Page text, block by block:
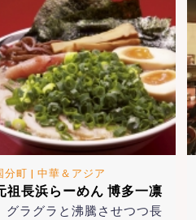
分町 | 中華＆アジア
祖長浜らーめん 博多一凛
グラグラと沸騰させつつ長